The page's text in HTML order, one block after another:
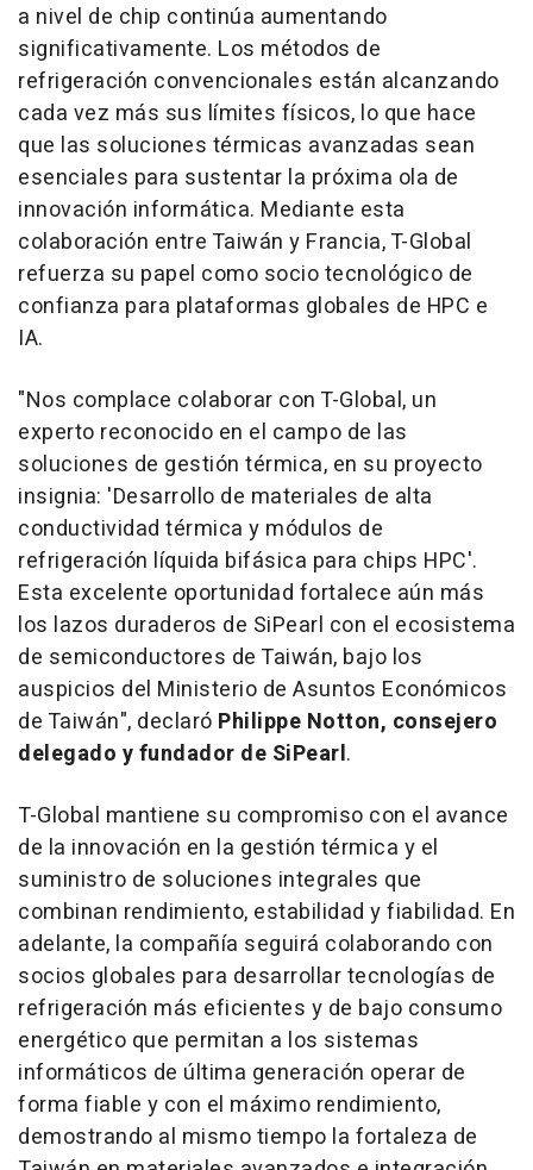
a nivel de chip continúa aumentando
significativamente. Los métodos de
refrigeración convencionales están alcanzando
cada vez más sus límites físicos, lo que hace
que las soluciones térmicas avanzadas sean
esenciales para sustentar la próxima ola de
innovación informática. Mediante esta
colaboración entre Taiwán y Francia, T-Global
refuerza su papel como socio tecnológico de
confianza para plataformas globales de HPC e
IA.
"Nos complace colaborar con T-Global, un
experto reconocido en el campo de las
soluciones de gestión térmica, en su proyecto
insignia: 'Desarrollo de materiales de alta
conductividad térmica y módulos de
refrigeración líquida bifásica para chips HPC'.
Esta excelente oportunidad fortalece aún más
los lazos duraderos de SiPearl con el ecosistema
de semiconductores de Taiwán, bajo los
auspicios del Ministerio de Asuntos Económicos
de Taiwán", declaró Philippe Notton, consejero
delegado y fundador de SiPearl.
T-Global mantiene su compromiso con el avance
de la innovación en la gestión térmica y el
suministro de soluciones integrales que
combinan rendimiento, estabilidad y fiabilidad. En
adelante, la compañía seguirá colaborando con
socios globales para desarrollar tecnologías de
refrigeración más eficientes y de bajo consumo
energético que permitan a los sistemas
informáticos de última generación operar de
forma fiable y con el máximo rendimiento,
demostrando al mismo tiempo la fortaleza de